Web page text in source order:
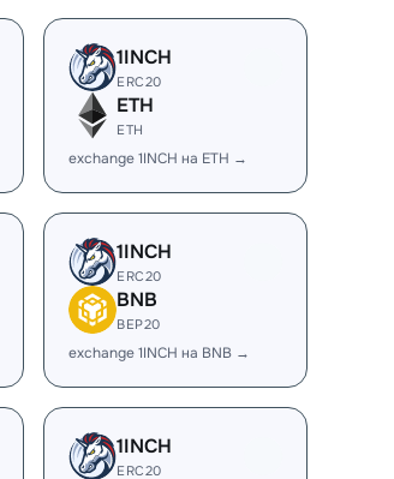
1INCH
ERC20
ETH
ETH
exchange 1INCH на ETH →
1INCH
ERC20
BNB
BEP20
exchange 1INCH на BNB →
1INCH
ERC20